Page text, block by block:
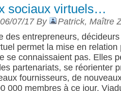
sociaux virtuels…
07/17 By
Patrick, Maître
des entrepreneurs,
permet la mise en
se connaissaient pas. Elles
partenariats, se réorienter
fournisseurs, de
000 membres à ce jour,